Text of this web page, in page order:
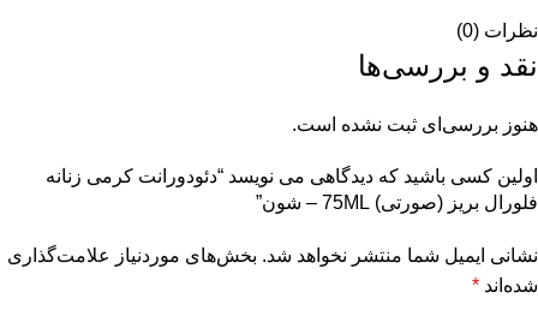
نظرات (0)
نقد و بررسی‌ها
هنوز بررسی‌ای ثبت نشده است.
اولین کسی باشید که دیدگاهی می نویسد “دئودورانت کرمی زنانه
فلورال بریز (صورتی) 75ML – شون”
نشانی ایمیل شما منتشر نخواهد شد. بخش‌های موردنیاز علامت‌گذاری
شده‌اند *